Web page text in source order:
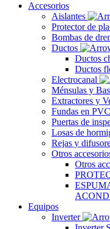
Accesorios
Aislantes
Protector de
Bombas de
Ductos
Ductos
Ductos
Electrocanal
Ménsulas y
Extractores y
Fundas en PVC
Puertas de
Losas de
Rejas y
Otros
Otros
Equipos
Inverter